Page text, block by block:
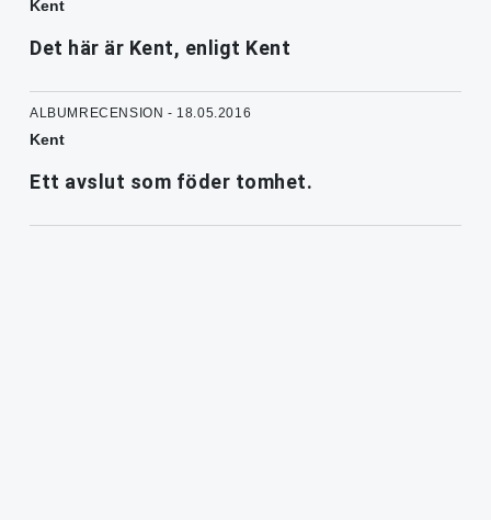
Kent
Det här är Kent, enligt Kent
ALBUMRECENSION - 18.05.2016
Kent
Ett avslut som föder tomhet.